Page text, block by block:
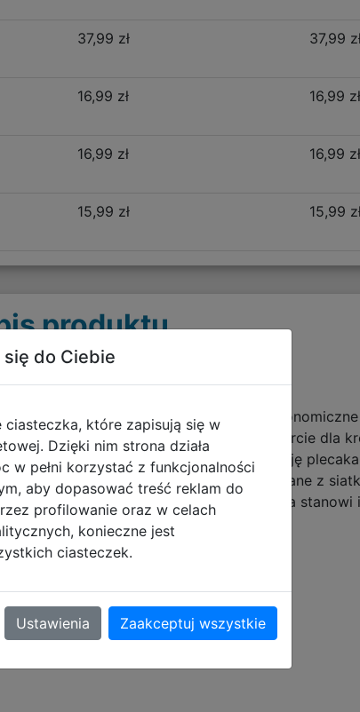
37,99 zł 37,99
16,99 zł 16,99 zł
16,99 zł 16,99 zł
15,99 zł 15,99
produktu
lekki, posiada miękkie, szerokie,
oraz plecy stanowią doskonałe podparcie dla
które stanowią również dekorację
oraz dwie kieszenie boczne wykonane z
w plecaku. Boczna elastyczna kieszonka stanowi
do Ciebie
które zapisują się w
Dzięki nim strona działa
w pełni korzystać z funkcjonalności
aby dopasować treść reklam do
profilowanie oraz w celach
konieczne jest
ciasteczek.
Ustawienia Zaakceptuj wszystkie